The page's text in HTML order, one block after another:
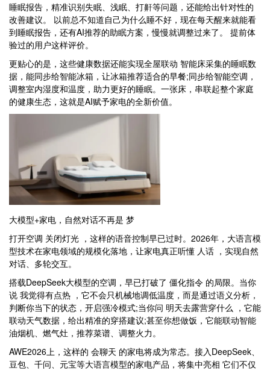
睡眠报告，精准识别失眠、浅眠、打鼾等问题，还能给出针对性的
改善建议。 以前总不知道自己为什么睡不好，现在每天醒来就能看
到睡眠报告，还有AI推荐的助眠方案，慢慢就调整过来了。 提前体
验过的用户这样评价。
更贴心的是，这些健康数据还能实现全屋联动 智能床采集的睡眠数
据，能同步给智能冰箱，让冰箱推荐适合的早餐;同步给智能空调，
调整室内湿度和温度，助力更好的睡眠。一张床，串联起整个家庭
的健康生态，这就是AI赋予家电的全新价值。
大模型+家电，自然对话不再是 梦
打开空调 关闭灯光 ，这样的语音控制早已过时。2026年，大语言模
型技术在家电领域的规模化落地，让家电真正听懂 人话 ，实现自然
对话、多轮交互。
搭载DeepSeek大模型的空调，早已打破了 僵化指令 的局限。当你
说 我觉得有点热 ，它不会只机械地调低温度，而是通过语义分析，
判断你当下的状态，开启强冷模式;当你问 明天去露营穿什么 ，它能
联动天气数据，给出精准的穿搭建议;甚至你想做饭，它能联动智能
油烟机、燃气灶，推荐菜谱、调整火力。
AWE2026上，这样的 会聊天 的家电将成为常态。接入DeepSeek、
豆包、千问、元宝等大语言模型的家电产品，将集中亮相 它们不仅